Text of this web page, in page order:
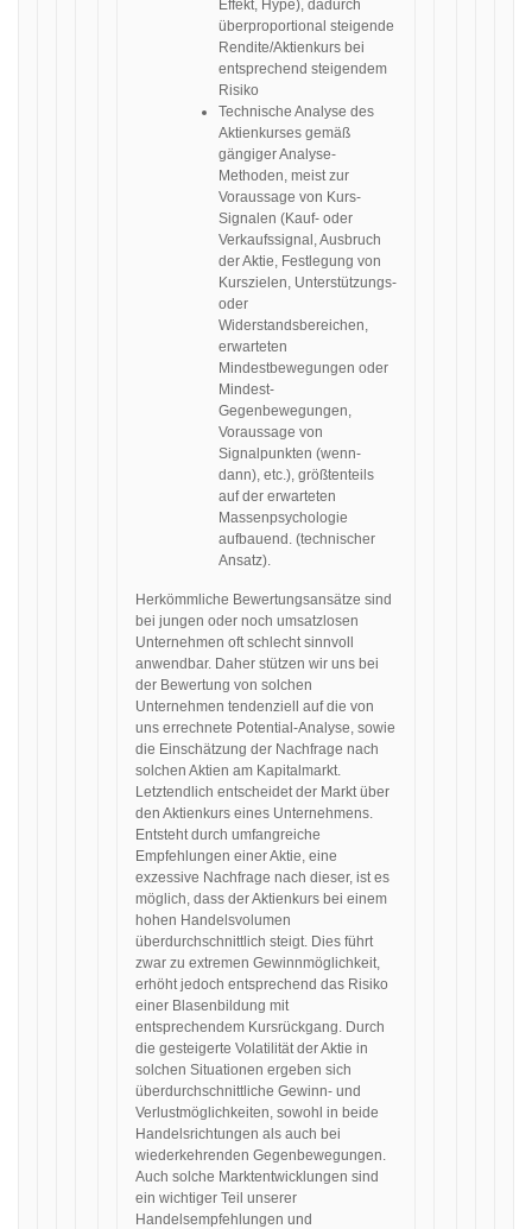
Effekt, Hype), dadurch
überproportional steigende
Rendite/Aktienkurs bei
entsprechend steigendem
Risiko
Technische Analyse des
Aktienkurses gemäß
gängiger Analyse-
Methoden, meist zur
Voraussage von Kurs-
Signalen (Kauf- oder
Verkaufssignal, Ausbruch
der Aktie, Festlegung von
Kurszielen, Unterstützungs-
oder
Widerstandsbereichen,
erwarteten
Mindestbewegungen oder
Mindest-
Gegenbewegungen,
Voraussage von
Signalpunkten (wenn-
dann), etc.), größtenteils
auf der erwarteten
Massenpsychologie
aufbauend. (technischer
Ansatz).
Herkömmliche Bewertungsansätze sind
bei jungen oder noch umsatzlosen
Unternehmen oft schlecht sinnvoll
anwendbar. Daher stützen wir uns bei
der Bewertung von solchen
Unternehmen tendenziell auf die von
uns errechnete Potential-Analyse, sowie
die Einschätzung der Nachfrage nach
solchen Aktien am Kapitalmarkt.
Letztendlich entscheidet der Markt über
den Aktienkurs eines Unternehmens.
Entsteht durch umfangreiche
Empfehlungen einer Aktie, eine
exzessive Nachfrage nach dieser, ist es
möglich, dass der Aktienkurs bei einem
hohen Handelsvolumen
überdurchschnittlich steigt. Dies führt
zwar zu extremen Gewinnmöglichkeit,
erhöht jedoch entsprechend das Risiko
einer Blasenbildung mit
entsprechendem Kursrückgang. Durch
die gesteigerte Volatilität der Aktie in
solchen Situationen ergeben sich
überdurchschnittliche Gewinn- und
Verlustmöglichkeiten, sowohl in beide
Handelsrichtungen als auch bei
wiederkehrenden Gegenbewegungen.
Auch solche Marktentwicklungen sind
ein wichtiger Teil unserer
Handelsempfehlungen und